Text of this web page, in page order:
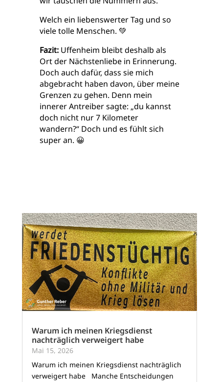
Welch ein liebenswerter Tag und so
viele tolle Menschen. 💚
Fazit:Uffenheim bleibt deshalb als
Ort der Nächstenliebe in Erinnerung.
Doch auch dafür, dass sie mich
abgebracht haben davon, über meine
Grenzen zu gehen. Denn mein
innerer Antreiber sagte: „du kannst
doch nicht nur 7 Kilometer
wandern?“ Doch und es fühlt sich
super an. 😀
Warum ich meinen Kriegsdienst
nachträglich verweigert habe
Mai 15, 2026
Warum ich meinen Kriegsdienst nachträglich
verweigert habe Manche Entscheidungen